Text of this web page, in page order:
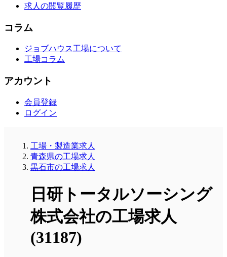
求人の閲覧履歴
コラム
ジョブハウス工場について
工場コラム
アカウント
会員登録
ログイン
工場・製造業求人
青森県の工場求人
黒石市の工場求人
日研トータルソーシング
株式会社の工場求人
(31187)